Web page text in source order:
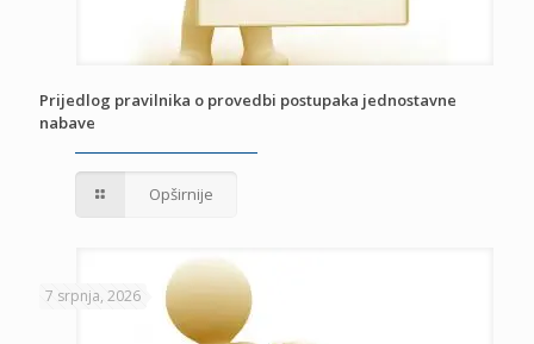
Prijedlog pravilnika o provedbi postupaka jednostavne
nabave
Opširnije
7 srpnja, 2026